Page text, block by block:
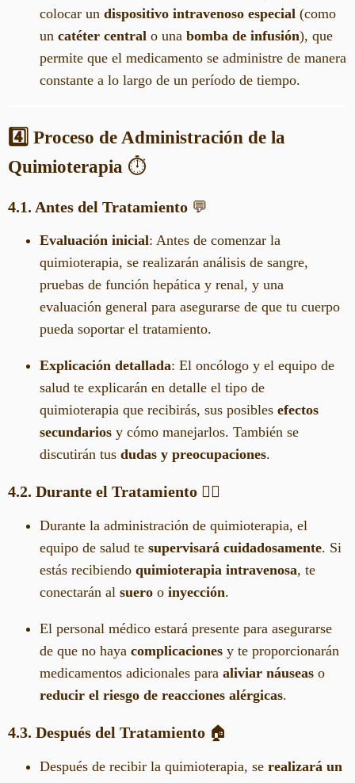
colocar un dispositivo intravenoso especial (como
un catéter central o una bomba de infusión), que
permite que el medicamento se administre de manera
constante a lo largo de un período de tiempo.
4️⃣ Proceso de Administración de la
Quimioterapia ⏱️
4.1. Antes del Tratamiento 💬
Evaluación inicial: Antes de comenzar la
quimioterapia, se realizarán análisis de sangre,
pruebas de función hepática y renal, y una
evaluación general para asegurarse de que tu cuerpo
pueda soportar el tratamiento.
Explicación detallada: El oncólogo y el equipo de
salud te explicarán en detalle el tipo de
quimioterapia que recibirás, sus posibles efectos
secundarios y cómo manejarlos. También se
discutirán tus dudas y preocupaciones.
4.2. Durante el Tratamiento 🧑‍⚕️
Durante la administración de quimioterapia, el
equipo de salud te supervisará cuidadosamente. Si
estás recibiendo quimioterapia intravenosa, te
conectarán al suero o inyección.
El personal médico estará presente para asegurarse
de que no haya complicaciones y te proporcionarán
medicamentos adicionales para aliviar náuseas o
reducir el riesgo de reacciones alérgicas.
4.3. Después del Tratamiento 🏠
Después de recibir la quimioterapia, se realizará un